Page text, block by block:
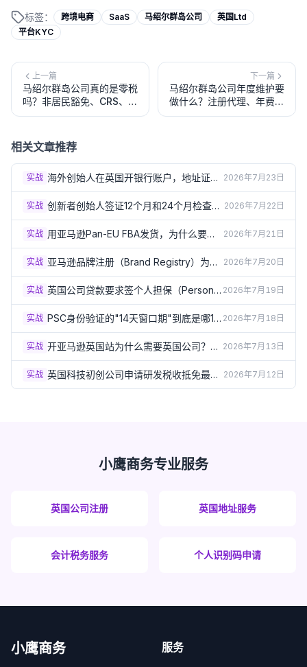
标签： 跨境电商 SaaS 马绍尔群岛公司
英国Ltd
平台KYC
上一篇
马绍尔群岛公司真的是零税
吗？非居民豁免、CRS、税
务居民和经济实质报告
下一篇
马绍尔群岛公司年度维护要
做什么？注册代理、年费、
ESR报告和Good
相关文章推荐
实战 海外创始人在英国开银行账户，地址证明
总被拒？3个实操方案（2026）
2026年7月23日
实战 创新者创始人签证12个月和24个月检查
点：怎样才算"进展达标"？（2026）
2026年7月22日
实战 用亚马逊Pan-EU FBA发货，为什么要在
德法意西波5国注册VAT？（2026）
2026年7月21日
实战 亚马逊品牌注册（Brand Registry）为什
么必须要有英国商标？（2026）
2026年7月20日
实战 英国公司贷款要求签个人担保（Personal
Guarantee）？签之前必须了解的风险
（2026）
2026年7月19日
实战 PSC身份验证的"14天窗口期"到底是哪14
天？出生月份规则详解（2026）
2026年7月18日
实战 开亚马逊英国站为什么需要英国公司？企
业卖家资质要求详解（2026）
2026年7月13日
实战 英国科技初创公司申请研发税收抵免最容
易踩的5个坑（2026）
2026年7月12日
小鹰商务专业服务
英国公司注册 英国地址服务
会计税务服务 个人识别码申请
小鹰商务
服务